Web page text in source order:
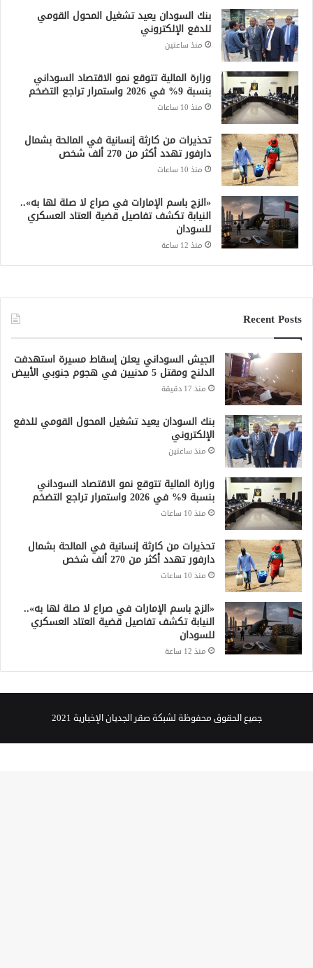
بنك السودان يعيد تشغيل المحول القومي
للدفع الإلكتروني
منذ ساعتين
وزارة المالية تتوقع نمو الاقتصاد السوداني
بنسبة 9% في 2026 واستمرار تراجع التضخم
منذ 10 ساعات
تحذيرات من كارثة إنسانية في المالحة بشمال
دارفور تهدد أكثر من 270 ألف شخص
منذ 10 ساعات
«الزج باسم الإمارات في صراع لا صلة لها به»..
النيابة تكشف تفاصيل قضية العتاد العسكري
للسودان
منذ 12 ساعة
Recent Posts
الجيش السوداني يعلن إسقاط مسيرة استهدفت
الدلنج ومقتل 5 مدنيين في هجوم جنوبي الأبيض
منذ 17 دقيقة
بنك السودان يعيد تشغيل المحول القومي للدفع
الإلكتروني
منذ ساعتين
وزارة المالية تتوقع نمو الاقتصاد السوداني
بنسبة 9% في 2026 واستمرار تراجع التضخم
منذ 10 ساعات
تحذيرات من كارثة إنسانية في المالحة بشمال
دارفور تهدد أكثر من 270 ألف شخص
منذ 10 ساعات
«الزج باسم الإمارات في صراع لا صلة لها به»..
النيابة تكشف تفاصيل قضية العتاد العسكري
للسودان
منذ 12 ساعة
جميع الحقوق محفوظة لشبكة صقر الجديان الإخبارية 2021